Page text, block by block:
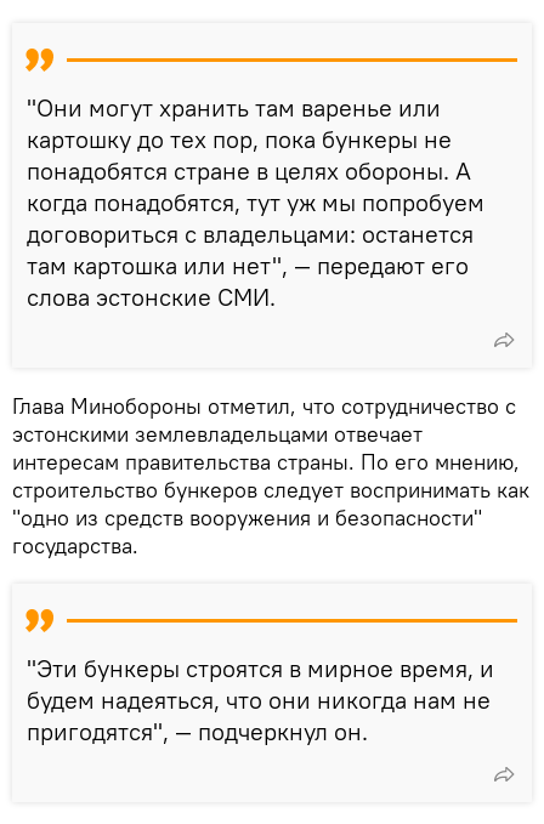
"Они могут хранить там варенье или
картошку до тех пор, пока бункеры не
понадобятся стране в целях обороны. А
когда понадобятся, тут уж мы попробуем
договориться с владельцами: останется
там картошка или нет", — передают его
слова эстонские СМИ.
Глава Минобороны отметил, что сотрудничество с
эстонскими землевладельцами отвечает
интересам правительства страны. По его мнению,
строительство бункеров следует воспринимать как
"одно из средств вооружения и безопасности"
государства.
"Эти бункеры строятся в мирное время, и
будем надеяться, что они никогда нам не
пригодятся", — подчеркнул он.